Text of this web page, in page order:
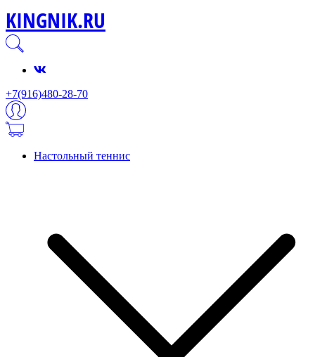
KINGNIK.RU
+7(916)480-28-70
Настольный теннис